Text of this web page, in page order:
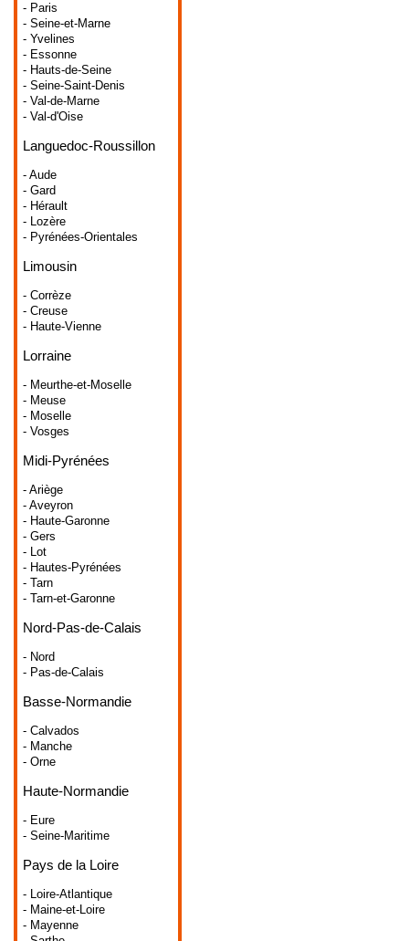
- Paris
- Seine-et-Marne
- Yvelines
- Essonne
- Hauts-de-Seine
- Seine-Saint-Denis
- Val-de-Marne
- Val-d'Oise
Languedoc-Roussillon
- Aude
- Gard
- Hérault
- Lozère
- Pyrénées-Orientales
Limousin
- Corrèze
- Creuse
- Haute-Vienne
Lorraine
- Meurthe-et-Moselle
- Meuse
- Moselle
- Vosges
Midi-Pyrénées
- Ariège
- Aveyron
- Haute-Garonne
- Gers
- Lot
- Hautes-Pyrénées
- Tarn
- Tarn-et-Garonne
Nord-Pas-de-Calais
- Nord
- Pas-de-Calais
Basse-Normandie
- Calvados
- Manche
- Orne
Haute-Normandie
- Eure
- Seine-Maritime
Pays de la Loire
- Loire-Atlantique
- Maine-et-Loire
- Mayenne